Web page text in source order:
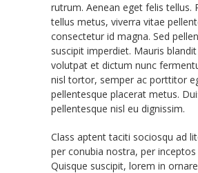
rutrum. Aenean eget felis tellus.
tellus metus, viverra vitae
consectetur id magna. Sed
suscipit imperdiet. Mauris
volutpat et dictum nunc
nisl tortor, semper ac porttitor
pellentesque placerat metus.
pellentesque nisl eu dignissim.
Class aptent taciti sociosqu ad
per conubia nostra, per
Quisque suscipit, lorem in